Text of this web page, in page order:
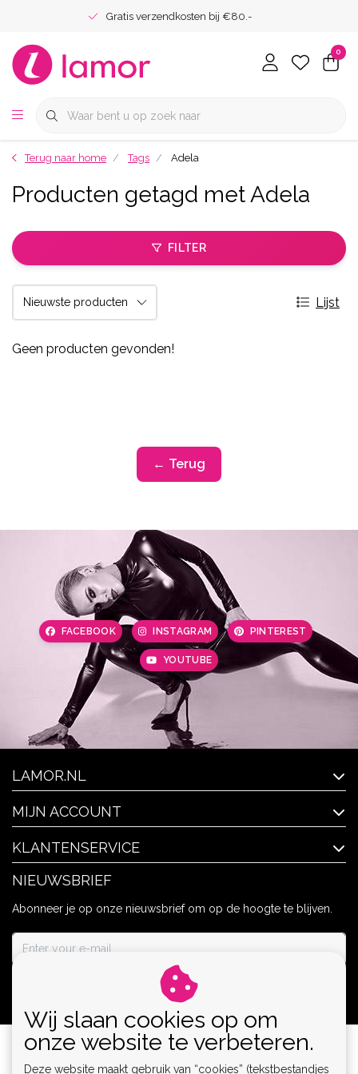
Gratis verzendkosten bij €80.-
0
Terug naar home Tags Adela
Producten getagd met Adela
FILTER
Lijst
Geen producten gevonden!
← Terug
FACEBOOK INSTAGRAM PINTEREST
YOUTUBE
LAMOR.NL
MIJN ACCOUNT
KLANTENSERVICE
NIEUWSBRIEF
Abonneer je op onze nieuwsbrief om op de hoogte te blijven.
Wij slaan cookies op om
onze website te verbeteren.
Deze website maakt gebruik van “cookies” (tekstbestandjes